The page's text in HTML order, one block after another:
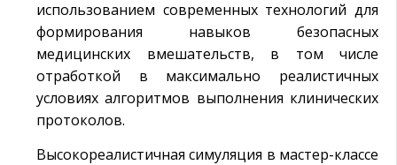
использованием современных технологий для
формирования навыков безопасных
медицинских вмешательств, в том числе
отработкой в максимально реалистичных
условиях алгоритмов выполнения клинических
протоколов.
Высокореалистичная симуляция в мастер-классе